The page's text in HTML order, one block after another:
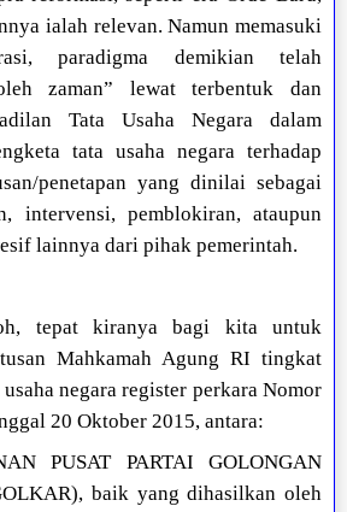
ialah relevan. Namun memasuki
paradigma demikian telah
zaman” lewat terbentuk dan
Tata Usaha Negara dalam
tata usaha negara terhadap
penetapan yang dinilai sebagai
intervensi, pemblokiran, ataupun
lainnya dari pihak pemerintah.
tepat kiranya bagi kita untuk
Mahkamah Agung RI tingkat
negara register perkara Nomor
20 Oktober 2015, antara:
PUSAT PARTAI GOLONGAN
baik yang dihasilkan oleh